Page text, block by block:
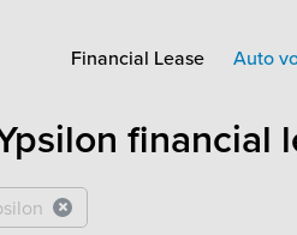
Financial Lease Auto
financial